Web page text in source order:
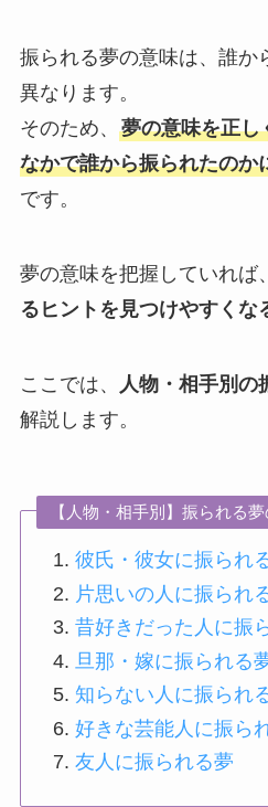
振られる夢の意味は、誰か
異なります。
そのため、 夢の意味を正し
なかで誰から振られたのか
です。
夢の意味を把握していれば、
るヒントを見つけやすくな
ここでは、 人物・相手別の
解説します。
【人物・相手別】振られる
彼氏・彼女に振られ
片思いの人に振られ
昔好きだった人に振
旦那・嫁に振られる
知らない人に振られ
好きな芸能人に振ら
友人に振られる夢